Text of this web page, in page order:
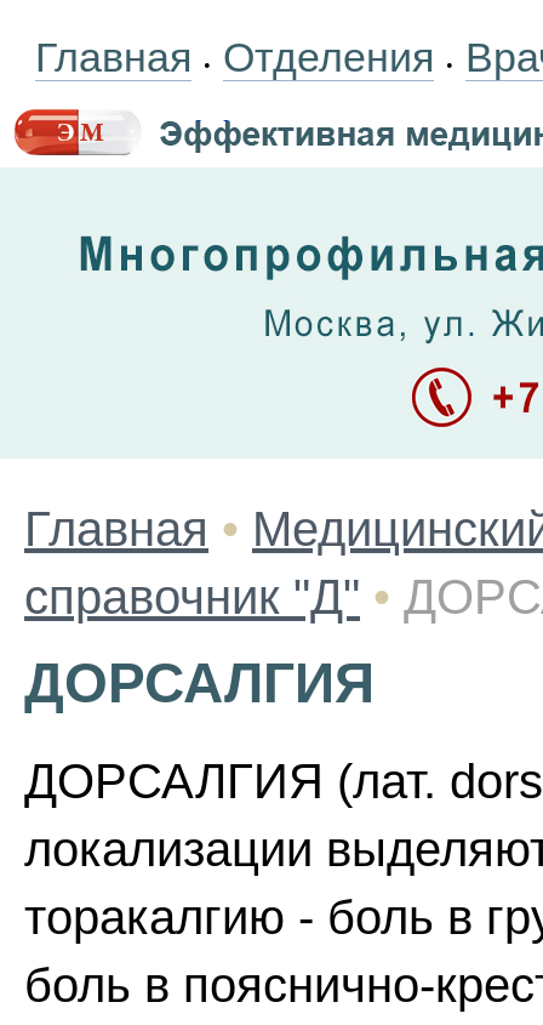
Главная • Отделения •
Главная •
справочник "Д" •
ДОРСАЛГИЯ
ДОРСАЛГИЯ (лат.
локализации
торакалгию - боль в
боль в пояснично-